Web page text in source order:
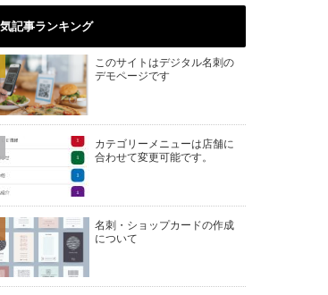
記事ランキング
このサイトはデジタル名刺の
デモページです
カテゴリーメニューは店舗に
合わせて変更可能です。
名刺・ショップカードの作成
について